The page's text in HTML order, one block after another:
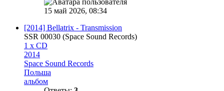
15 май 2026, 08:34
[2014] Bellatrix - Transmission
SSR 00030 (Space Sound Records)
1 x CD
2014
Space Sound Records
Польша
альбом